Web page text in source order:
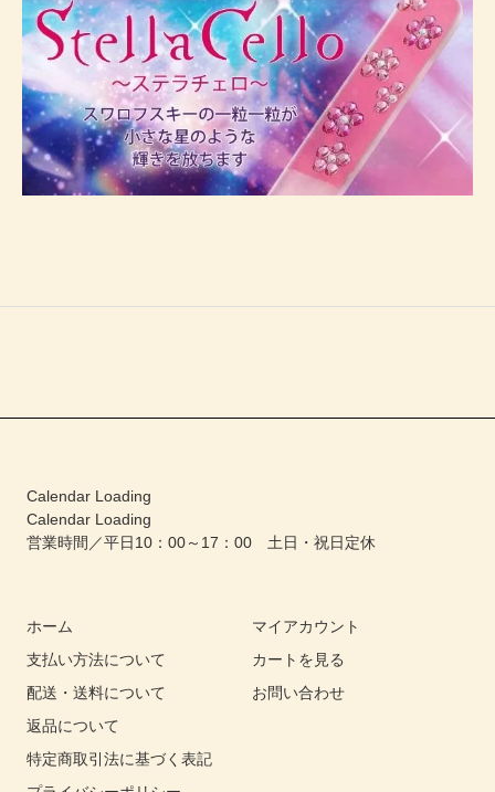
Calendar Loading
Calendar Loading
営業時間／平日10：00～17：00 土日・祝日定休
ホーム
支払い方法について
配送・送料について
返品について
特定商取引法に基づく表記
マイアカウント
カートを見る
お問い合わせ